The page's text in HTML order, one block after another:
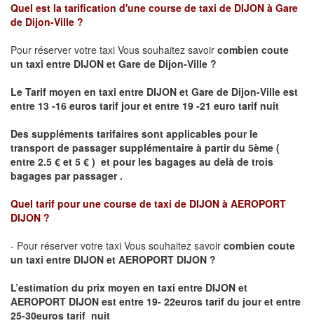
Quel est la tarification d'une course de taxi de DIJON à Gare
de Dijon-Ville ?
Pour réserver votre taxi Vous souhaitez savoir combien coute
un taxi entre DIJON et Gare de Dijon-Ville ?
Le Tarif moyen en taxi entre DIJON et Gare de Dijon-Ville est
entre 13 -16 euros tarif jour et entre 19 -21 euro tarif nuit
Des suppléments tarifaires sont applicables pour le
transport de passager supplémentaire à partir du 5ème (
entre 2.5 € et 5 € ) et pour les bagages au delà de trois
bagages par passager .
Quel tarif pour une course de taxi de DIJON à AEROPORT
DIJON ?
- Pour réserver votre taxi Vous souhaitez savoir combien coute
un taxi entre DIJON et AEROPORT DIJON ?
L’estimation du prix moyen en taxi entre DIJON et
AEROPORT DIJON est entre 19- 22euros tarif du jour et entre
25-30euros tarif nuit